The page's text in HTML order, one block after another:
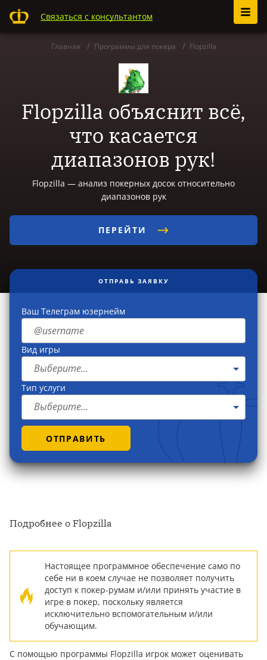
Связаться с консультантом
Главная Программы для покера Flopzilla
Flopzilla объяснит всё,
что касается
диапазонов рук!
Flopzilla — анализ покерных досок относительно
диапазонов рук
ПЕРЕЙТИ
ОТПРАВЬ ЗАЯВКУ
Ваш Телеграм юзернейм
Вид игры
Выберите...
Тип услуги
Выберите...
ОТПРАВИТЬ
Подробнее о Flopzilla
Настоящее программное обеспечение само по
себе ни в коем случае не позволяет получить
доступ к покер-румам и/или принять участие в
игре в покер, поскольку является
исключительно вспомогательным и/или
обучающим.
С помощью программы Flopzilla игрок может оценивать